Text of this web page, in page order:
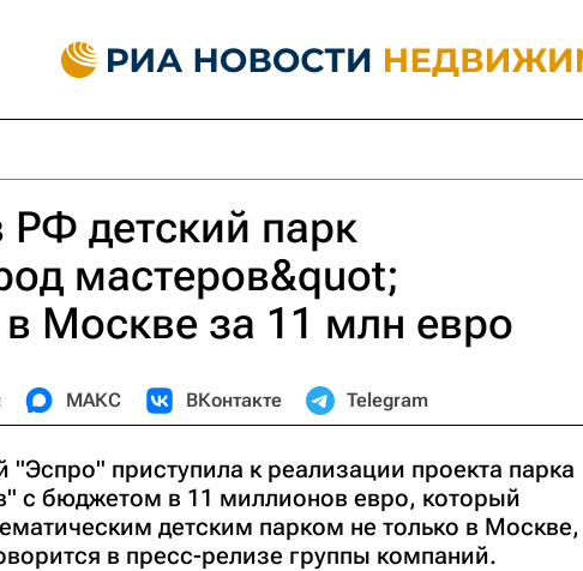
детский парк
мастеров&quot;
в Москве за 11 млн евро
МАКС ВКонтакте Telegram
"Эспро" приступила к реализации проекта парка
с бюджетом в 11 миллионов евро, который
детским парком не только в Москве,
в пресс-релизе группы компаний.